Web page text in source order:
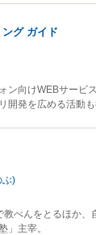
グガイド
ン向けWEBサー
開発を広める活動も
ぶ)
べんをとるほか
主宰。